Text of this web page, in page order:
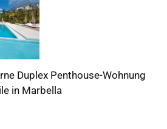
Duplex Penthouse-Wohnung
in Marbella